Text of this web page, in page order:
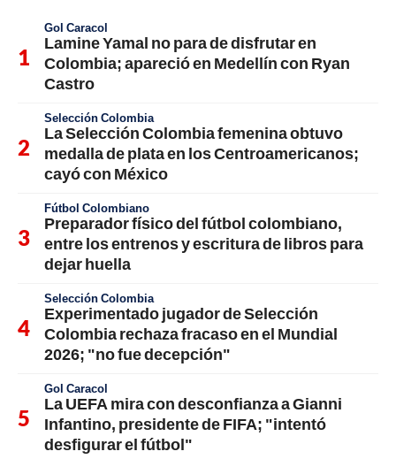
Gol Caracol
Lamine Yamal no para de disfrutar en
Colombia; apareció en Medellín con Ryan
Castro
Selección Colombia
La Selección Colombia femenina obtuvo
medalla de plata en los Centroamericanos;
cayó con México
Fútbol Colombiano
Preparador físico del fútbol colombiano,
entre los entrenos y escritura de libros para
dejar huella
Selección Colombia
Experimentado jugador de Selección
Colombia rechaza fracaso en el Mundial
2026; "no fue decepción"
Gol Caracol
La UEFA mira con desconfianza a Gianni
Infantino, presidente de FIFA; "intentó
desfigurar el fútbol"